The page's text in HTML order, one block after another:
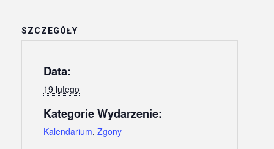
SZCZEGÓŁY
Data:
19 lutego
Kategorie Wydarzenie:
Kalendarium, Zgony